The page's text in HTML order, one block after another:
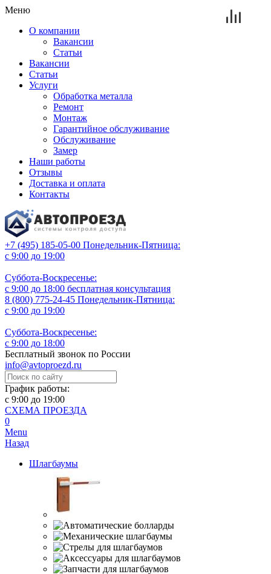
Меню
О компании
Вакансии
Статьи
Вакансии
Статьи
Услуги
Обработка металла
Ремонт
Монтаж
Гарантийное обслуживание
Обслуживание
Замер
Наши работы
Отзывы
Доставка и оплата
Контакты
+7 (495) 185-05-00 Понедельник-Пятница:
с 9:00 до 19:00
Суббота-Воскресенье:
с 9:00 до 18:00 бесплатная консультация
8 (800) 775-24-45 Понедельник-Пятница:
с 9:00 до 19:00
Суббота-Воскресенье:
с 9:00 до 18:00
Бесплатный звонок по России
info@avtoproezd.ru
График работы:
с 9:00 до 19:00
СХЕМА ПРОЕЗДА
0
Menu
Назад
Шлагбаумы